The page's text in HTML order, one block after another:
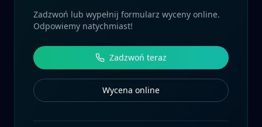
Zadzwoń lub wypełnij formularz wyceny online.
Odpowiemy natychmiast!
Zadzwoń teraz
Wycena online